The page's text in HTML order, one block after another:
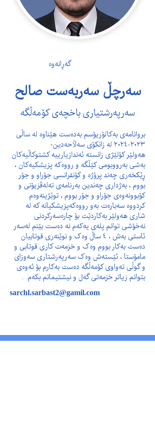
گەڕانەوە
سەرچڵ سەربەست صالح
سەرپەرشتیاری باخچەی کۆمەڵگە
بروانامەی بەکالۆریۆسم بەدەست هێناوە لە ساڵی
٢٠٢٣-٢٠٢٤ لە زانکۆی سەڵاحەدین-
هەولێر کۆلێژی زانستە ئەندازیارییە کشتوکاڵیەکان
بەشی بەرووبومی کێڵگە و رووەکە پزیشکیەکان ،
ڕێکخەری چەند پرۆژە و کۆنفرانسی جۆراو و جۆر
بووم ، بەژداری چەندین بەرنامەی تەلەڤزیۆنی و
کۆبوونەوەی جۆراو و جۆر بووم ، توێژینەوەم
کردووە سەبارەت بەو رووەکەپزیشکیانە کە لە
شاری هەولێر بەکاردێت بۆ چارەسەرکردنی
نەخۆشی توانم پلەی یەکەم نە دەست بێنم لەسەر
ئاستی بەش ، ٤ ساڵ وەک و نوێنەری قوتابیان
دەست بەکار بووم وەک و خزمەت کاری قوتابی و
مامۆستا ، ئێستەش وەک سەرپەرشتاری سەوزای
و گوڵی تەواوی کۆمەڵگە دەست بەکارم بۆ ئەوەی
بتوانم زیاتر خزمەتی گەل و نیشتیمانم بکەم  .
sarchl.sarbast2@gamil.com